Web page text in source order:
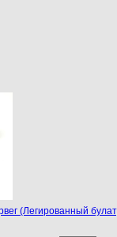
(Легированный